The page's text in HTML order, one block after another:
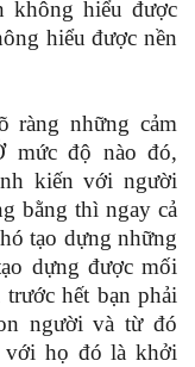
không hiểu được
hiểu được nền
ràng những cảm
mức độ nào đó,
kiến với người
bằng thì ngay cả
tạo dựng những
dựng được mối
hết bạn phải
người và từ đó
với họ đó là khởi